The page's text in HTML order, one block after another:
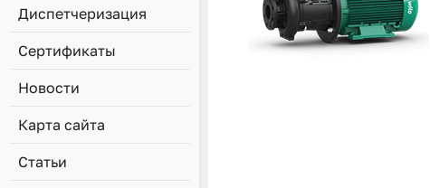
Диспетчеризация
Сертификаты
Новости
Карта сайта
Статьи